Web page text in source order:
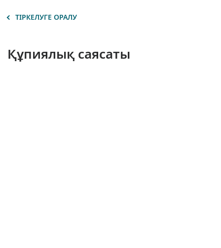
ТІРКЕЛУГЕ ОРАЛУ
Құпиялық саясаты